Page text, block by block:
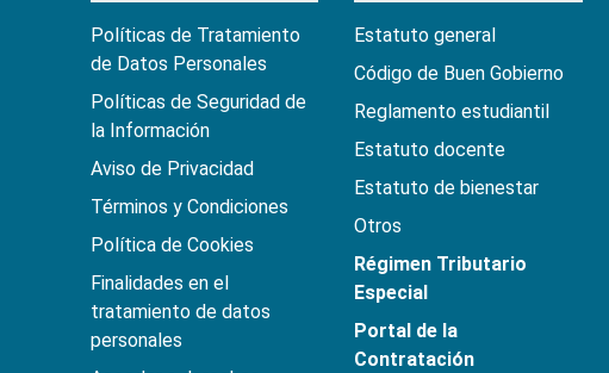
Políticas de Tratamiento
de Datos Personales
Políticas de Seguridad de
la Información
Aviso de Privacidad
Términos y Condiciones
Política de Cookies
Finalidades en el
tratamiento de datos
personales
Estatuto general
Código de Buen Gobierno
Reglamento estudiantil
Estatuto docente
Estatuto de bienestar
Otros
Régimen Tributario
Especial
Portal de la
Contratación